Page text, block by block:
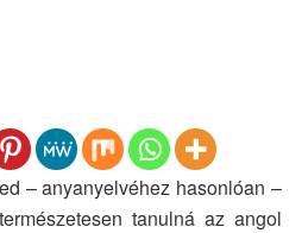
– anyanyelvéhez hasonlóan –
tanulná az angol